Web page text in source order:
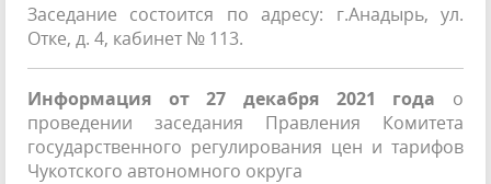
Заседание состоится по адресу: г.Анадырь, ул.
Отке, д. 4, кабинет № 113.
Информация от 27 декабря 2021 года о
проведении заседания Правления Комитета
государственного регулирования цен и тарифов
Чукотского автономного округа